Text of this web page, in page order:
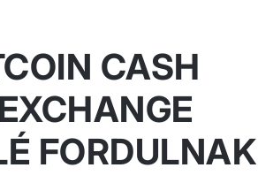
CASH
FORDULNAK